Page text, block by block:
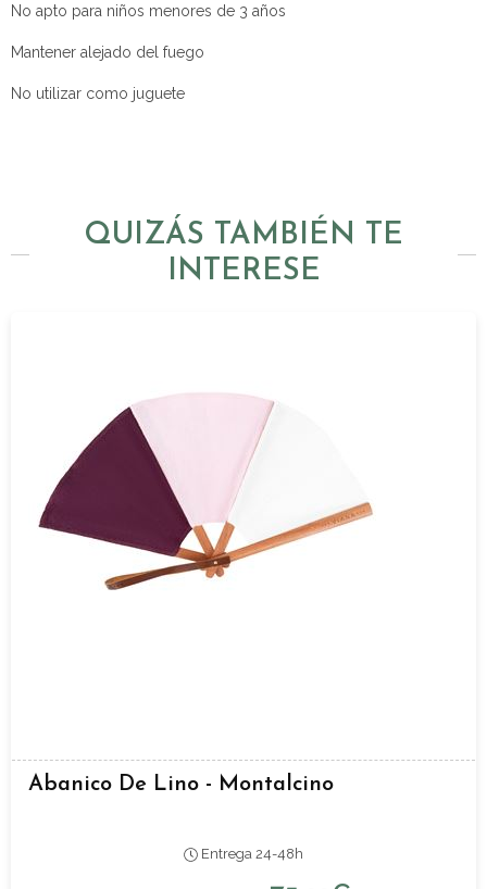
No apto para niños menores de 3 años
Mantener alejado del fuego
No utilizar como juguete
QUIZÁS TAMBIÉN TE
INTERESE
Abanico De Lino - Montalcino
Entrega 24-48h